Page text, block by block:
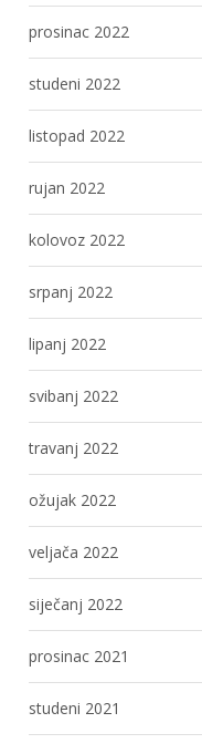
prosinac 2022
studeni 2022
listopad 2022
rujan 2022
kolovoz 2022
srpanj 2022
lipanj 2022
svibanj 2022
travanj 2022
ožujak 2022
veljača 2022
siječanj 2022
prosinac 2021
studeni 2021